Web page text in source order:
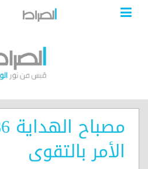
الأمر بالتقوى